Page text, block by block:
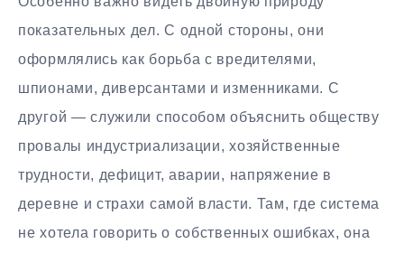
показательных дел. С одной стороны, они
оформлялись как борьба с вредителями,
шпионами, диверсантами и изменниками. С
другой — служили способом объяснить обществу
провалы индустриализации, хозяйственные
трудности, дефицит, аварии, напряжение в
деревне и страхи самой власти. Там, где система
не хотела говорить о собственных ошибках, она